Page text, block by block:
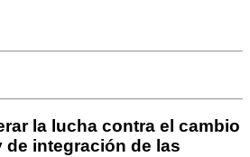
la lucha contra el cambio
integración de las